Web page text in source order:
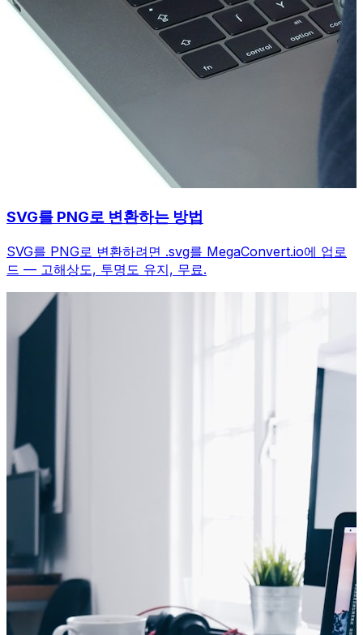
SVG를 PNG로 변환하는 방법
SVG를 PNG로 변환하려면 .svg를 MegaConvert.io에 업로
드 — 고해상도, 투명도 유지, 무료.